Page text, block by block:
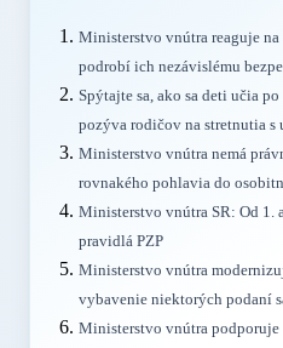
Ministerstvo vnútra reaguje
podrobí ich nezávislému
Spýtajte sa, ako sa deti učia
pozýva rodičov na stretnutia
Ministerstvo vnútra nemá
rovnakého pohlavia do
Ministerstvo vnútra SR: Od 1.
pravidlá PZP
Ministerstvo vnútra
vybavenie niektorých podaní
Ministerstvo vnútra podporuje